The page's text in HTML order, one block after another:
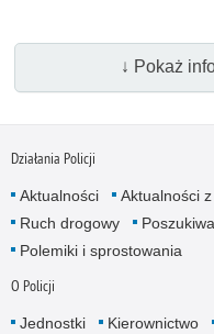
↓ Pokaż
Działania Policji
Aktualności Aktualności
Ruch drogowy
Polemiki i sprostowania
O Policji
Jednostki Kierownictwo